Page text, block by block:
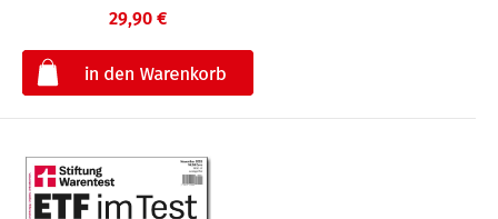
29,90 €